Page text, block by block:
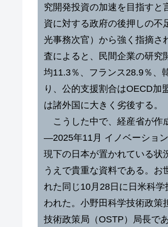
究開発投資の加速を目指すと
資に対する政府の後押しの
光事務次官）から強く指摘さ
査によると、民間企業の研究
均11.3％、フランス28.9％、
り、公的支援割合はOECD加
は諸外国に大きく劣後する。
こうした中で、経産省が作
―2025年11月 イノベーショ
現下の日本が置かれている状
うえで貴重な資料である。
れた同じ10月28日に日米科
われた。小野田科学技術政策
技術政策局（OSTP）局長で